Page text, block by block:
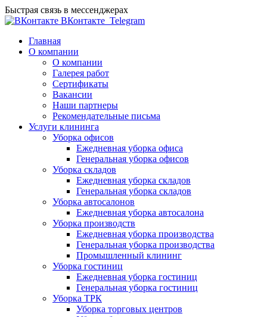
Быстрая связь в мессенджерах
ВКонтакте Telegram
Главная
О компании
О компании
Галерея работ
Сертификаты
Вакансии
Наши партнеры
Рекомендательные письма
Услуги клининга
Уборка офисов
Ежедневная уборка офиса
Генеральная уборка офисов
Уборка складов
Ежедневная уборка складов
Генеральная уборка складов
Уборка автосалонов
Ежедневная уборка автосалона
Уборка производств
Ежедневная уборка производства
Генеральная уборка производства
Промышленный клининг
Уборка гостиниц
Ежедневная уборка гостиниц
Генеральная уборка гостиниц
Уборка ТРК
Уборка торговых центров